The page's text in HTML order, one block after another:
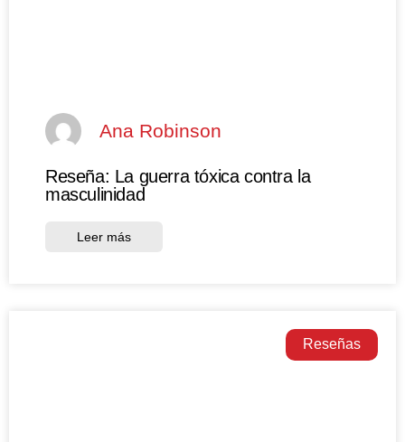
Ana Robinson
Reseña: La guerra tóxica contra la
masculinidad
Leer más
Reseñas